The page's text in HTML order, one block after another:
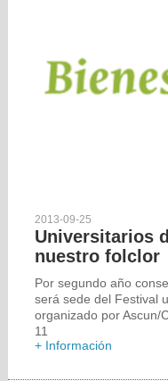
2013-09-25
Universitarios
nuestro folclor
Por segundo año
será sede del Festival
organizado por Ascun/
11
+ Información